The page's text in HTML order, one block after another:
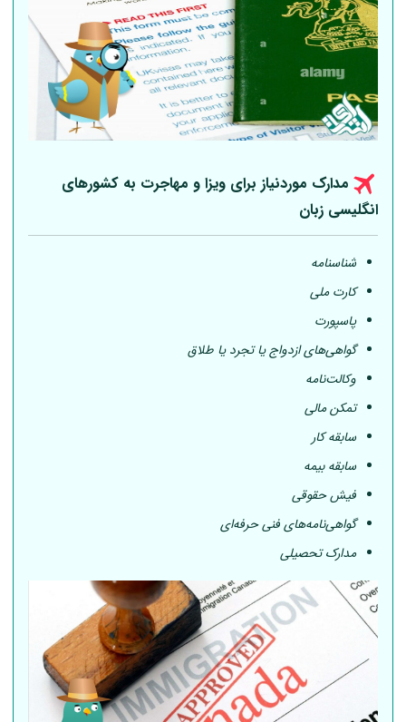
مدارک موردنیاز برای ویزا و مهاجرت به کشورهای
انگلیسی زبان
شناسنامه
کارت ملی
پاسپورت
گواهی‌های ازدواج یا تجرد یا طلاق
وکالت‌نامه
تمکن مالی
سابقه کار
سابقه بیمه
فیش حقوقی
گواهی‌نامه‌های فنی حرفه‌ای
مدارک تحصیلی